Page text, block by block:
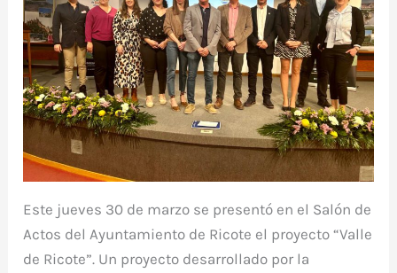
Este jueves 30 de marzo se presentó en el Salón de
Actos del Ayuntamiento de Ricote el proyecto “Valle
de Ricote”. Un proyecto desarrollado por la